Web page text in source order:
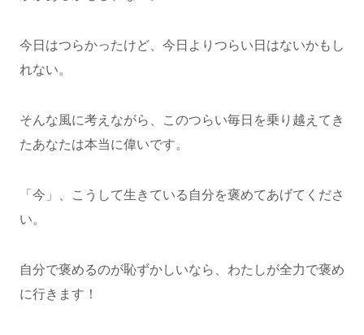
今日はつらかったけど、今日よりつらい日はないかもし
れない。
そんな風に考えながら、このつらい毎日を乗り越えてき
たあなたは本当に偉いです。
「今」、こうして生きている自分を褒めてあげてくださ
い。
自分で褒めるのが恥ずかしいなら、わたしが全力で褒め
に行きます！